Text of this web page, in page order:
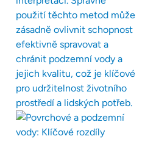
použití těchto metod může
zásadně ovlivnit schopnost
efektivně spravovat a
chránit podzemní vody a
jejich kvalitu, což je klíčové
pro udržitelnost životního
prostředí a lidských potřeb.